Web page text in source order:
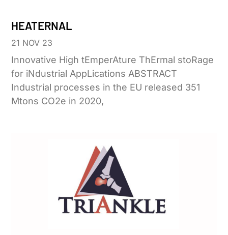
HEATERNAL
21 NOV 23
Innovative High tEmperAture ThErmal stoRage
for iNdustrial AppLications ABSTRACT
Industrial processes in the EU released 351
Mtons CO2e in 2020,